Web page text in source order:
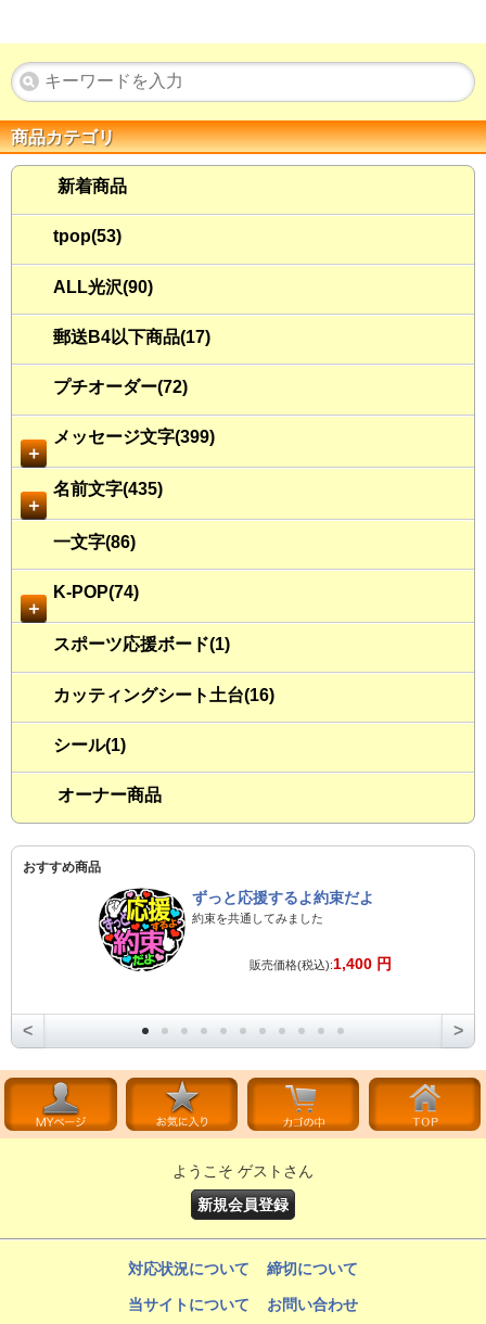
商品カテゴリ
新着商品
tpop(53)
ALL光沢(90)
郵送B4以下商品(17)
プチオーダー(72)
＋
メッセージ文字(399)
＋
名前文字(435)
一文字(86)
＋
K-POP(74)
スポーツ応援ボード(1)
カッティングシート土台(16)
シール(1)
オーナー商品
おすすめ商品
ずっと応援するよ約束だよ
約束を共通してみました
販売価格(税込):1,400 円
< >
ようこそ ゲストさん
新規会員登録
対応状況について 締切について
当サイトについて お問い合わせ